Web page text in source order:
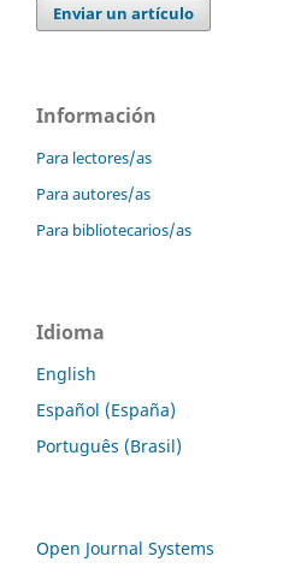
Enviar un artículo
Información
Para lectores/as
Para autores/as
Para bibliotecarios/as
Idioma
English
Español (España)
Português (Brasil)
Open Journal Systems